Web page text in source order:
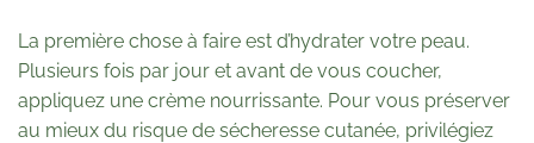
La première chose à faire est d’hydrater votre peau.
Plusieurs fois par jour et avant de vous coucher,
appliquez une crème nourrissante. Pour vous préserver
au mieux du risque de sécheresse cutanée, privilégiez